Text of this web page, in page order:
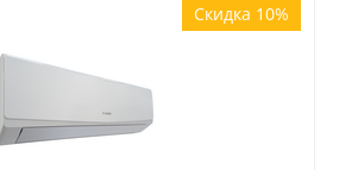
Скидка 10%